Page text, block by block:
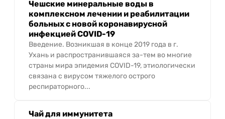
Чешские минеральные воды в
комплексном лечении и реабилитации
больных с новой коронавирусной
инфекцией COVID-19
Введение. Возникшая в конце 2019 года в г.
Ухань и распространившаяся за-тем во многие
страны мира эпидемия COVID-19, этиологически
связана с вирусом тяжелого острого
респираторного...
Чай для иммунитета